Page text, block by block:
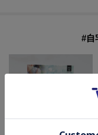
#自